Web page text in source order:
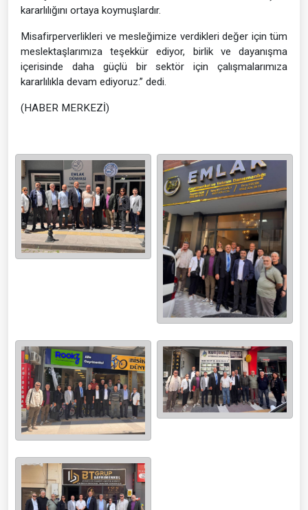
kararlılığını ortaya koymuşlardır.
Misafirperverlikleri ve mesleğimize verdikleri değer için tüm
meslektaşlarımıza teşekkür ediyor, birlik ve dayanışma
içerisinde daha güçlü bir sektör için çalışmalarımıza
kararlılıkla devam ediyoruz.” dedi.
(HABER MERKEZİ)